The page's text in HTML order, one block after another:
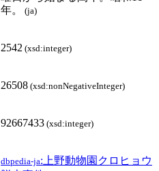
年。
(ja)
2542 (xsd:integer)
26508 (xsd:nonNegativeInteger)
92667433 (xsd:integer)
dbpedia-ja:上野動物園クロヒョウ